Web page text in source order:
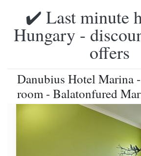
✔️ Last minute
Hungary -
offers
Danubius Hotel Marina
room - Balatonfured